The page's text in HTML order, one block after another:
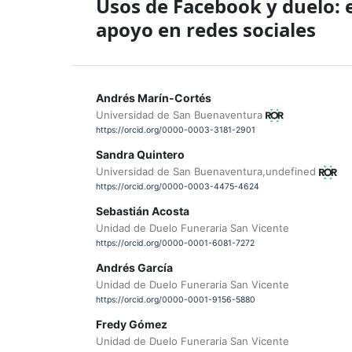
Usos de Facebook y
apoyo en redes sociales
Andrés Marín-Cortés
Universidad de San Buenaventura
https://orcid.org/0000-0003-3181-2901
Sandra Quintero
Universidad de San Buenaventura,undefined
https://orcid.org/0000-0003-4475-4624
Sebastián Acosta
Unidad de Duelo Funeraria San Vicente
https://orcid.org/0000-0001-6081-7272
Andrés García
Unidad de Duelo Funeraria San Vicente
https://orcid.org/0000-0001-9156-5880
Fredy Gómez
Unidad de Duelo Funeraria San Vicente